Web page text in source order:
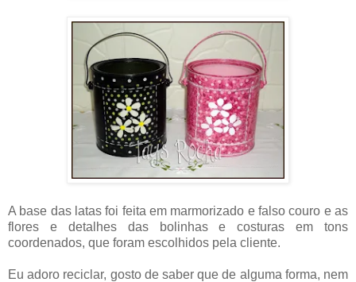
A base das latas foi feita em marmorizado e falso couro e as
flores e detalhes das bolinhas e costuras em tons
coordenados, que foram escolhidos pela cliente.
Eu adoro reciclar, gosto de saber que de alguma forma, nem